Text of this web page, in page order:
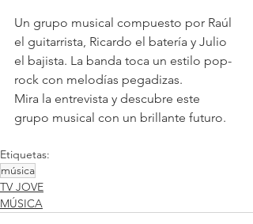
Un grupo musical compuesto por Raúl
el guitarrista, Ricardo el batería y Julio
el bajista. La banda toca un estilo pop-
rock con melodías pegadizas.
Mira la entrevista y descubre este
grupo musical con un brillante futuro.
Etiquetas:
música
TV JOVE
MÚSICA